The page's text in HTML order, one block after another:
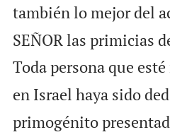
también lo mejor del
SEÑOR las primicias
Toda persona que
en Israel haya sido
primogénito